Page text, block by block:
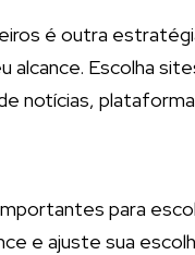
é outra
alcance. Escolha
notícias,
para
e ajuste sua